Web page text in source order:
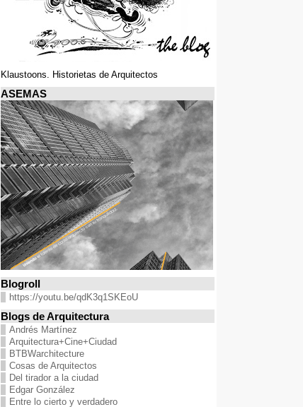
Klaustoons. Historietas de Arquitectos
ASEMAS
Blogroll
https://youtu.be/qdK3q1SKEoU
Blogs de Arquitectura
Andrés Martínez
Arquitectura+Cine+Ciudad
BTBWarchitecture
Cosas de Arquitectos
Del tirador a la ciudad
Edgar González
Entre lo cierto y verdadero